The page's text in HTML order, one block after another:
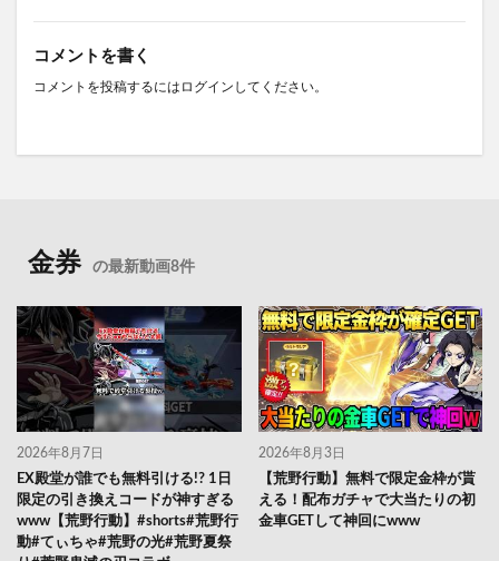
コメントを書く
コメントを投稿するには ログイン してください。
金券 の最新動画8件
2026年8月7日
EX殿堂が誰でも無料引ける!? 1日
限定の引き換えコードが神すぎる
www【荒野行動】#shorts#荒野行
動#てぃちゃ#荒野の光#荒野夏祭
2026年8月3日
【荒野行動】無料で限定金枠が貰
える！配布ガチャで大当たりの初
金車GETして神回にwww